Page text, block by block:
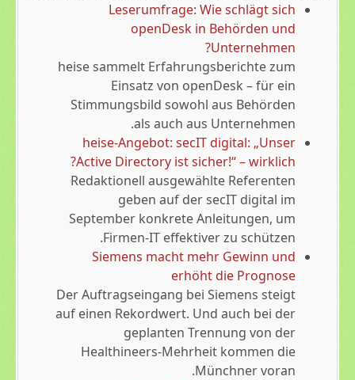
Leserumfrage: Wie schlägt sich
openDesk in Behörden und
Unternehmen?
heise sammelt Erfahrungsberichte zum
Einsatz von openDesk – für ein
Stimmungsbild sowohl aus Behörden
als auch aus Unternehmen.
heise-Angebot: secIT digital: „Unser
Active Directory ist sicher!“ – wirklich?
Redaktionell ausgewählte Referenten
geben auf der secIT digital im
September konkrete Anleitungen, um
Firmen-IT effektiver zu schützen.
Siemens macht mehr Gewinn und
erhöht die Prognose
Der Auftragseingang bei Siemens steigt
auf einen Rekordwert. Und auch bei der
geplanten Trennung von der
Healthineers-Mehrheit kommen die
Münchner voran.